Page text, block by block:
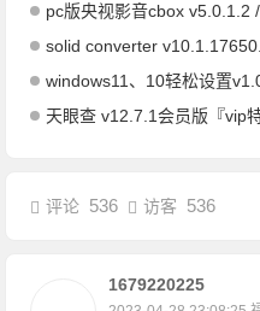
pc版央视影音cbox v5.0.1.2
solid converter
windows11、10轻松设置
天眼查 v12.7.1会员版『vip
评论 536 访客 536
1679220225